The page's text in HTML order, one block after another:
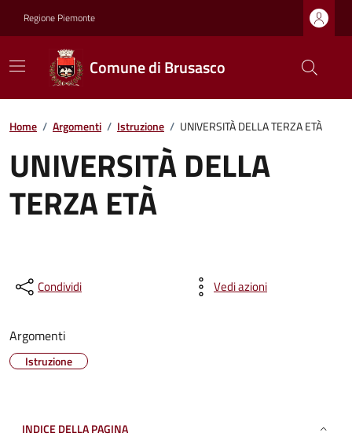
Regione Piemonte
Comune di Brusasco
Home / Argomenti / Istruzione / UNIVERSITÀ DELLA TERZA ETÀ
UNIVERSITÀ DELLA
TERZA ETÀ
Condividi Vedi azioni
Argomenti
Istruzione
INDICE DELLA PAGINA